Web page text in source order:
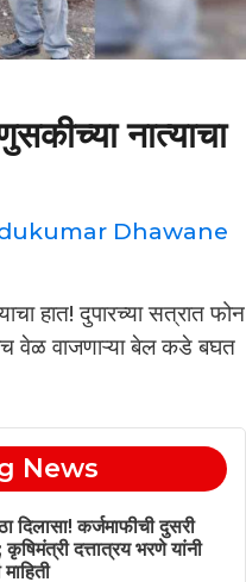
नात्याचा
Dhawane
हात! दुपारच्या सत्रात फोन
वेळ वाजणाऱ्या बेल कडे बघत
News
दिलासा! कर्जमाफीची दुसरी
दत्तात्रय भरणे यांनी